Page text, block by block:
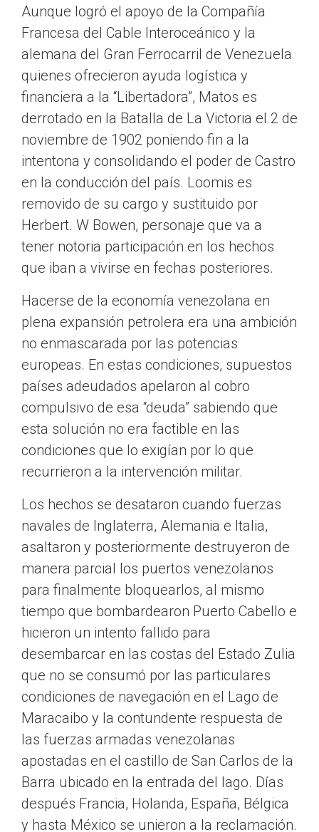
Aunque logró el apoyo de la Compañía
Francesa del Cable Interoceánico y la
alemana del Gran Ferrocarril de Venezuela
quienes ofrecieron ayuda logística y
financiera a la “Libertadora”, Matos es
derrotado en la Batalla de La Victoria el 2 de
noviembre de 1902 poniendo fin a la
intentona y consolidando el poder de Castro
en la conducción del país. Loomis es
removido de su cargo y sustituido por
Herbert. W Bowen, personaje que va a
tener notoria participación en los hechos
que iban a vivirse en fechas posteriores.
Hacerse de la economía venezolana en
plena expansión petrolera era una ambición
no enmascarada por las potencias
europeas. En estas condiciones, supuestos
países adeudados apelaron al cobro
compulsivo de esa “deuda” sabiendo que
esta solución no era factible en las
condiciones que lo exigían por lo que
recurrieron a la intervención militar.
Los hechos se desataron cuando fuerzas
navales de Inglaterra, Alemania e Italia,
asaltaron y posteriormente destruyeron de
manera parcial los puertos venezolanos
para finalmente bloquearlos, al mismo
tiempo que bombardearon Puerto Cabello e
hicieron un intento fallido para
desembarcar en las costas del Estado Zulia
que no se consumó por las particulares
condiciones de navegación en el Lago de
Maracaibo y la contundente respuesta de
las fuerzas armadas venezolanas
apostadas en el castillo de San Carlos de la
Barra ubicado en la entrada del lago. Días
después Francia, Holanda, España, Bélgica
y hasta México se unieron a la reclamación.